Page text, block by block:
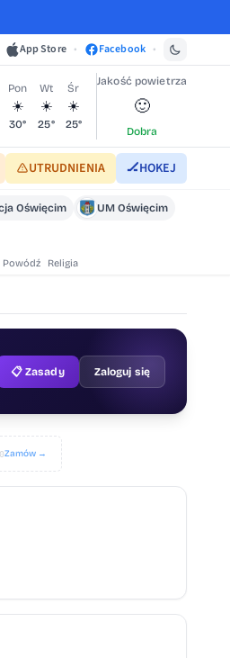
App Store • Facebook •
Pon
☀️
30°
Wt
☀️
25°
Śr
☀️
25°
Jakość powietrza
🙂
Dobra
UTRUDNIENIA 🏒HOKEJ
Oświęcim
UM Oświęcim
Powódź Religia
📋 Zasady Zaloguj się
Zamów →